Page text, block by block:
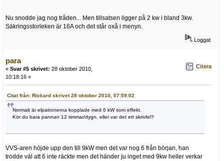
Nu snodde jag nog tråden... Men tillsatsen ligger på 2 kw i bland 3kw.
Säkringsstorleken är 16A och det står oxå i menyn.
Loggat
para
« Svar #5 skrivet: 28 oktober 2010,
10:18:16 »
Citera
Citat från: Rickard skrivet 28 oktober 2010, 07:59:02
Normalt är elpatronerna kopplade med 6 kW som effekt.
Kör du bara pannan 12 timmar/dygn, eller var det ett skrivfel?
VVS-aren höjde upp den till 9kW men det var nog 6 från början, han
trodde väl att 6 inte räckte men det händer ju inget med 9kw heller verkar